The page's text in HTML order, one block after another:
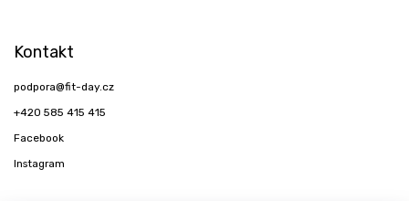
Kontakt
podpora@fit-day.cz
+420 585 415 415
Facebook
Instagram